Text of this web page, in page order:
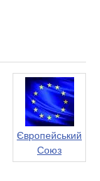
Європейський
Союз